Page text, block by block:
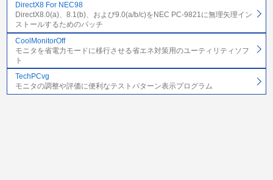
DirectX8 For NEC98
DirectX8.0(a)、8.1(b)、および9.0(a/b/c)をNEC PC-9821に無理矢理イン
ストールするためのパッチ
CoolMonitorOff
モニタを省電力モードに移行させる省エネ対策用のユーティリティソフ
ト
TechPCvg
モニタの調整や評価に便利なテストパターン表示プログラム